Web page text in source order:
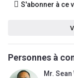
S'abonner à ce
Personnes à
Mr. Sean